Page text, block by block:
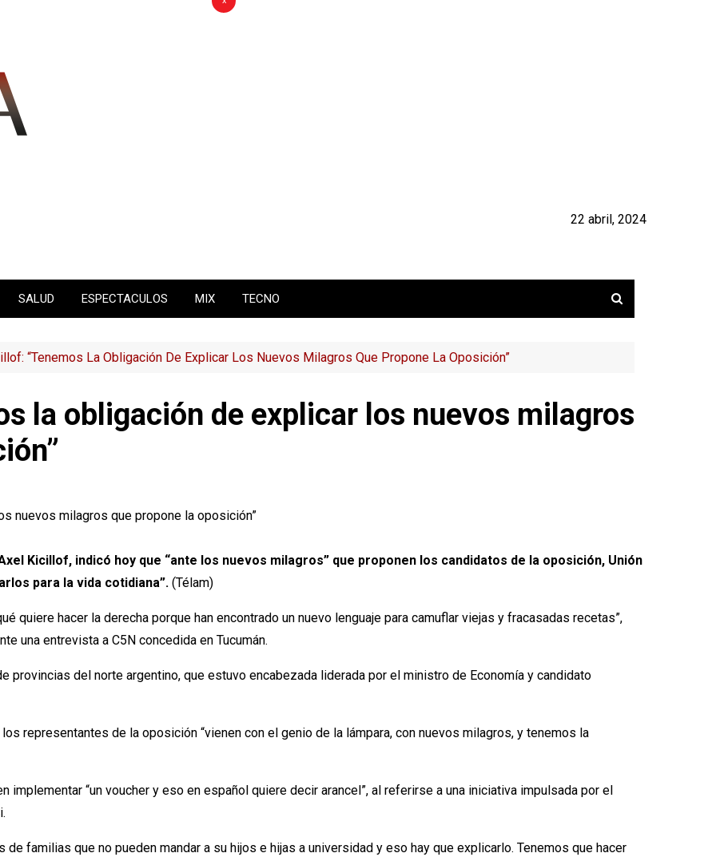
22 abril, 2024
SALUD ESPECTACULOS MIX TECNO
“Tenemos La Obligación De Explicar Los Nuevos Milagros Que Propone La Oposición”
la obligación de explicar los nuevos milagros
Kicillof, indicó hoy que “ante los nuevos milagros” que proponen los candidatos de la oposición, Unión
para la vida cotidiana”. (Télam)
quiere hacer la derecha porque han encontrado un nuevo lenguaje para camuflar viejas y fracasadas recetas”,
una entrevista a C5N concedida en Tucumán.
provincias del norte argentino, que estuvo encabezada liderada por el ministro de Economía y candidato
representantes de la oposición “vienen con el genio de la lámpara, con nuevos milagros, y tenemos la
implementar “un voucher y eso en español quiere decir arancel”, al referirse a una iniciativa impulsada por el
familias que no pueden mandar a su hijos e hijas a universidad y eso hay que explicarlo. Tenemos que hacer